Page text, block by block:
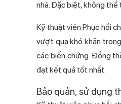
nhà. Đặc biệt, không thể
Kỹ thuật viên Phục hồi
vượt qua khó khăn
các biến chứng. Đồng
đạt kết quả tốt nhất.
Bảo quản, sử dụng